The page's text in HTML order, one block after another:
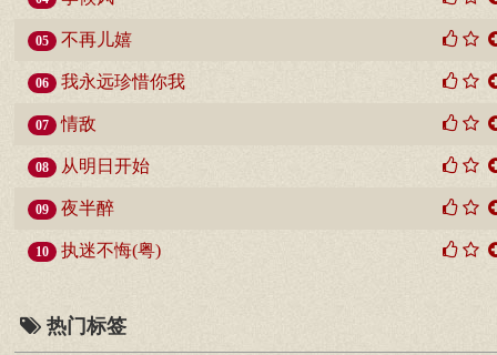
05 不再儿嬉
06 我永远珍惜你我
07 情敌
08 从明日开始
09 夜半醉
10 执迷不悔(粤)
热门标签